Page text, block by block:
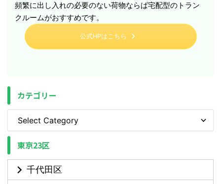
頻繁に出し入れの必要のない荷物ならば宅配型のトラン
クルームがおすすめです。
公式HPはこちら
カテゴリー
東京23区
千代田区